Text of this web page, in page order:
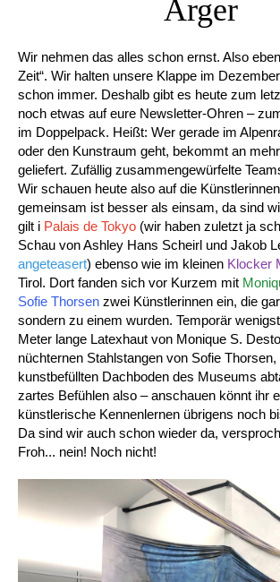
Ärger
Wir nehmen das alles schon ernst. Also
Zeit“. Wir halten unsere Klappe im
schon immer. Deshalb gibt es heute zum
noch etwas auf eure Newsletter-Ohren –
im Doppelpack. Heißt: Wer gerade im
oder den Kunstraum geht, bekommt an
geliefert. Zufällig zusammengewürfelte
Wir schauen heute also auf die
gemeinsam ist besser als einsam, da sind
gilt i Palais de Tokyo (wir haben zuletzt ja
Schau von Ashley Hans Scheirl und Jakob
angeteasert) ebenso wie im kleinen Klocker
Tirol. Dort fanden sich vor Kurzem mit
Sofie Thorsen zwei Künstlerinnen ein, die
sondern zu einem wurden. Temporär
Meter lange Latexhaut von Monique S.
nüchternen Stahlstangen von Sofie Thorsen,
kunstbefüllten Dachboden des Museums
zartes Befühlen also – anschauen könnt ihr
künstlerische Kennenlernen übrigens noch
Da sind wir auch schon wieder da,
Froh... nein! Noch nicht!